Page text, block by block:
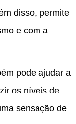
disso, permite
e com a
pode ajudar a
os níveis de
sensação de